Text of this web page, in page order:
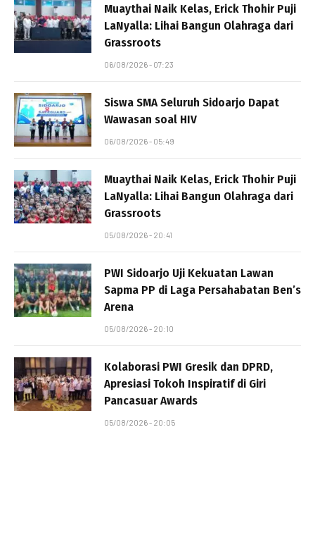
Muaythai Naik Kelas, Erick Thohir Puji
LaNyalla: Lihai Bangun Olahraga dari
Grassroots
06/08/2026 - 07:23
Siswa SMA Seluruh Sidoarjo Dapat
Wawasan soal HIV
06/08/2026 - 05:49
Muaythai Naik Kelas, Erick Thohir Puji
LaNyalla: Lihai Bangun Olahraga dari
Grassroots
05/08/2026 - 20:41
PWI Sidoarjo Uji Kekuatan Lawan
Sapma PP di Laga Persahabatan Ben’s
Arena
05/08/2026 - 20:10
Kolaborasi PWI Gresik dan DPRD,
Apresiasi Tokoh Inspiratif di Giri
Pancasuar Awards
05/08/2026 - 20:05